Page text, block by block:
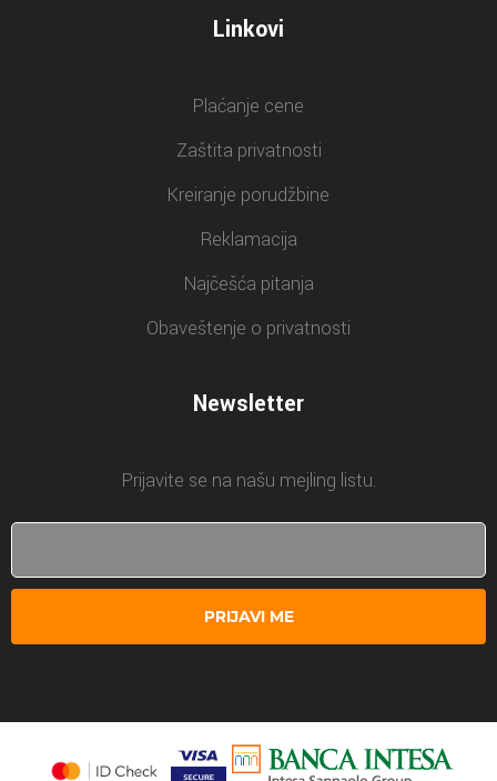
Linkovi
Plaćanje cene
Zaštita privatnosti
Kreiranje porudžbine
Reklamacija
Najčešća pitanja
Obaveštenje o privatnosti
Newsletter
Prijavite se na našu mejling listu.
PRIJAVI ME